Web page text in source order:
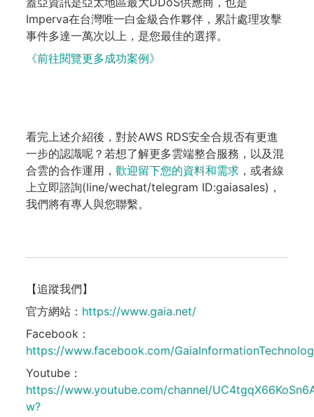
Imperva在台灣唯一白金級合作夥伴，累計處理攻擊
事件多達一萬次以上，是您最佳的選擇。
《前往閱覽更多成功案例》
看完上述介紹後，對於AWS RDS安全合規否有更進
一步的認識呢？若想了解更多雲端整合服務，以及混
合雲的合作運用，歡迎留下您的資料和需求 ，或者線
上立即諮詢(line/wechat/telegram ID:gaiasales)，
我們將有專人與您聯繫。
【追蹤我們】
官方網站： https://www.gaia.net/
Facebook：
https://www.facebook.com/
Youtube：
https://www.youtube.com/channel/
w?